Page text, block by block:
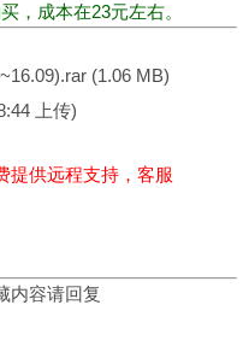
，成本在23元左右。
(1.06 MB)
上传)
提供远程支持，客服
内容请回复